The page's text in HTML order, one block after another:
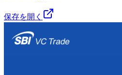
保存を開く